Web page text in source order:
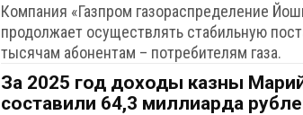
Компания «Газпром газораспределение
продолжает осуществлять стабильную
тысячам абонентам – потребителям газа.
За 2025 год доходы казны
составили 64,3 миллиарда